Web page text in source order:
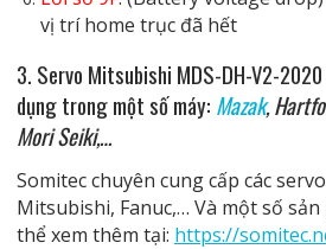
vị trí home trục đã hết
3. Servo Mitsubishi MDS-DH-V2-
dụng trong một số máy: Mazak,
Mori Seiki,…
Somitec chuyên cung cấp các
Mitsubishi, Fanuc,… Và một số
thể xem thêm tại: https://